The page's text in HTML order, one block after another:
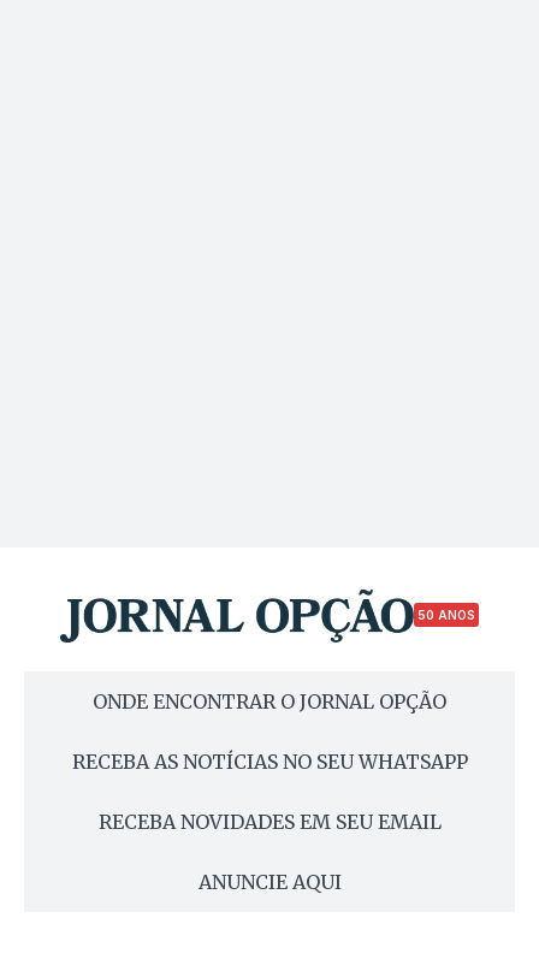
50 ANOS
ONDE ENCONTRAR O JORNAL OPÇÃO
RECEBA AS NOTÍCIAS NO SEU WHATSAPP
RECEBA NOVIDADES EM SEU EMAIL
ANUNCIE AQUI